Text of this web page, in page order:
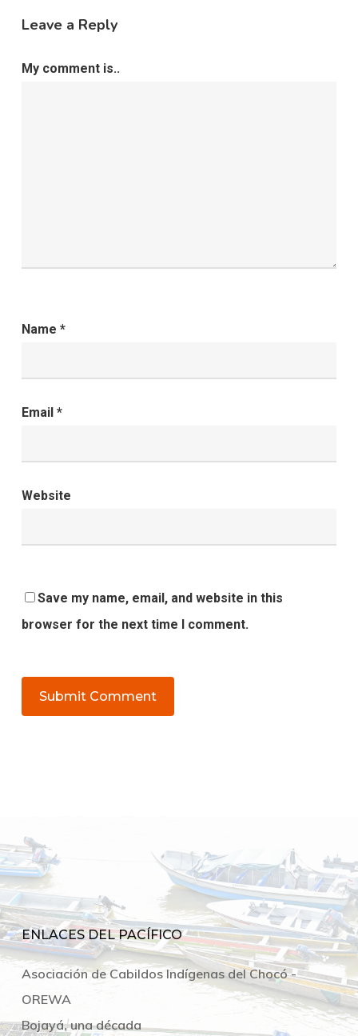
Leave a Reply
My comment is..
Name *
Email *
Website
Save my name, email, and website in this
browser for the next time I comment.
ENLACES DEL PACÍFICO
Asociación de Cabildos Indígenas del Chocó -
OREWA
Bojayá, una década